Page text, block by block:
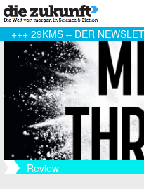
+++ 29KMS – DER
Review